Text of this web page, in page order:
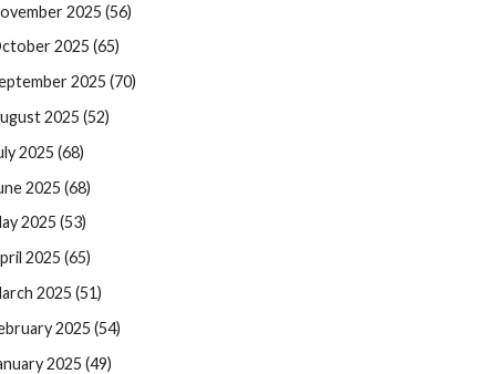
2025 (56)
2025 (65)
2025 (70)
2025 (52)
2025 (68)
2025 (68)
2025 (53)
2025 (65)
2025 (51)
2025 (54)
2025 (49)